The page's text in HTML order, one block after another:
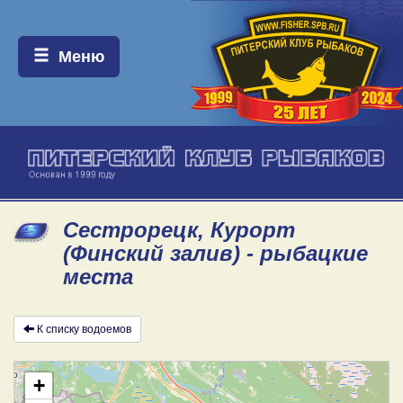
Меню:
Меню
Сестрорецк, Курорт
(Финский залив) - рыбацкие
места
К списку водоемов
+